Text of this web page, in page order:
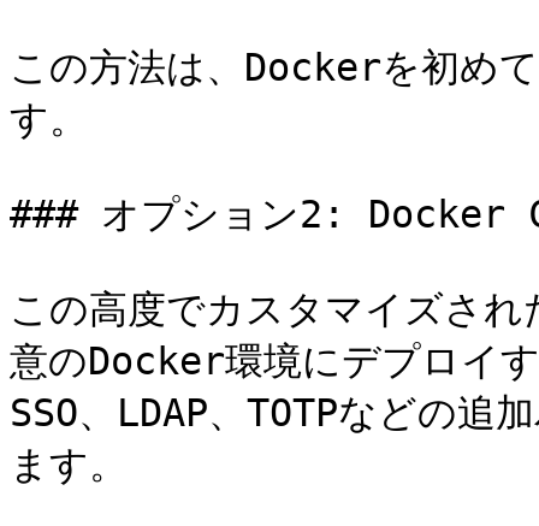
この方法は、Dockerを初め
す。
### オプション2: Docker
この高度でカスタマイズさ
意のDocker環境にデプロイ
SSO、LDAP、TOTPなどの
ます。